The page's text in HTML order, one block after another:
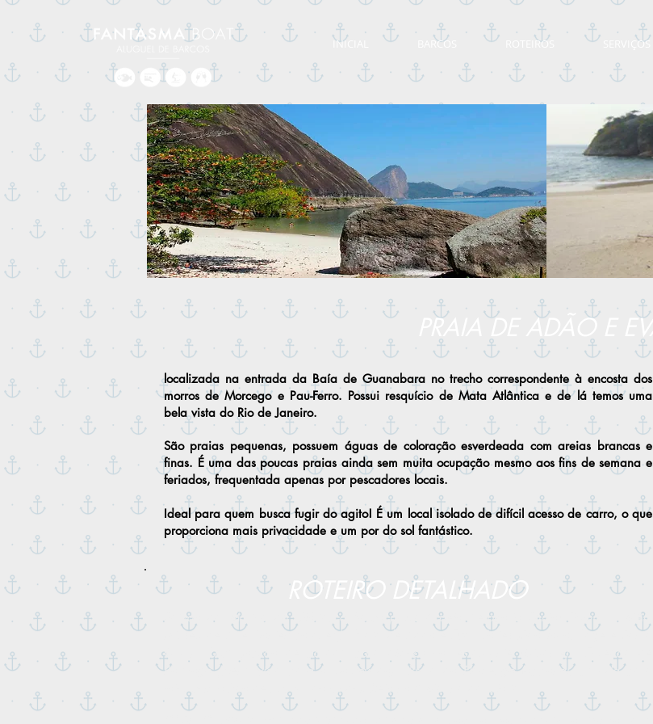
INICIAL BARCOS ROTEIROS SERVIÇOS
PRAIA DE ADÃO E EVA
localizada na entrada da Baía de Guanabara no trecho correspondente à encosta dos
morros de Morcego e Pau-Ferro. Possui resquício de Mata Atlântica e de lá temos uma
bela vista do Rio de Janeiro.
São praias pequenas, possuem águas de coloração esverdeada com areias brancas e
finas. É uma das poucas praias ainda sem muita ocupação mesmo aos fins de semana e
feriados, frequentada apenas por pescadores locais.
Ideal para quem busca fugir do agito! Éum local isolado de difícil acesso de carro, o que
proporciona mais privacidade e um por do sol fantástico.
ROTEIRO DETALHADO
Saindo da Marina da Glória, o barco passará pelo Aeroporto Santos Dumont - MAC
(Museu de Arte Contemporânea) - Praia de Adão e Eva -
Fortes (São João, Lage e Santa
Cruz) - Urca (opção de parada para almoço no restaura
nte flutuante)
- Enseada de
Botafogo (plena vista para o Corcovado) - Praia do Flamengo (opcional, parada para
fotos com o Pão de Açúcar ao fundo).
Retorno à Marina da Glória.